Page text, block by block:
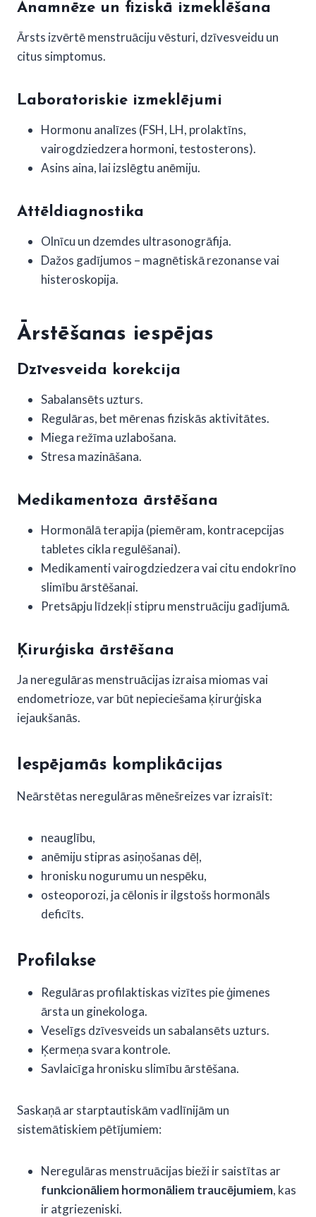
Anamnēze un fiziskā izmeklēšana
Ārsts izvērtē menstruāciju vēsturi, dzīvesveidu un
citus simptomus.
Laboratoriskie izmeklējumi
Hormonu analīzes (FSH, LH, prolaktīns,
vairogdziedzera hormoni, testosterons).
Asins aina, lai izslēgtu anēmiju.
Attēldiagnostika
Olnīcu un dzemdes ultrasonogrāfija.
Dažos gadījumos – magnētiskā rezonanse vai
histeroskopija.
Ārstēšanas iespējas
Dzīvesveida korekcija
Sabalansēts uzturs.
Regulāras, bet mērenas fiziskās aktivitātes.
Miega režīma uzlabošana.
Stresa mazināšana.
Medikamentoza ārstēšana
Hormonālā terapija (piemēram, kontracepcijas
tabletes cikla regulēšanai).
Medikamenti vairogdziedzera vai citu endokrīno
slimību ārstēšanai.
Pretsāpju līdzekļi stipru menstruāciju gadījumā.
Ķirurģiska ārstēšana
Ja neregulāras menstruācijas izraisa miomas vai
endometrioze, var būt nepieciešama ķirurģiska
iejaukšanās.
Iespējamās komplikācijas
Neārstētas neregulāras mēnešreizes var izraisīt:
neauglību,
anēmiju stipras asiņošanas dēļ,
hronisku nogurumu un nespēku,
osteoporozi, ja cēlonis ir ilgstošs hormonāls
deficīts.
Profilakse
Regulāras profilaktiskas vizītes pie ģimenes
ārsta un ginekologa.
Veselīgs dzīvesveids un sabalansēts uzturs.
Ķermeņa svara kontrole.
Savlaicīga hronisku slimību ārstēšana.
Saskaņā ar starptautiskām vadlīnijām un
sistemātiskiem pētījumiem:
Neregulāras menstruācijas bieži ir saistītas ar
funkcionāliem hormonāliem traucējumiem, kas
ir atgriezeniski.